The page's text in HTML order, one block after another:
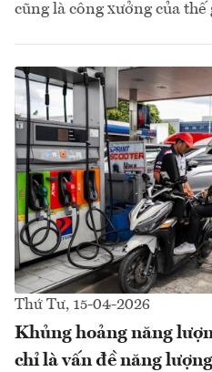
cũng là công xưởng của thế
Thứ Tư, 15-04-2026
Khủng hoảng năng
chỉ là vấn đề năng lượng